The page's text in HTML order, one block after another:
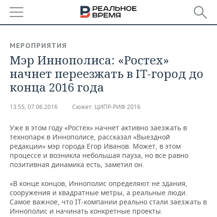
БАШКОРТОСТАН
ТАТАРСТАН
НОВОСТИ
АНАЛИТИКА
ДЕКЛАРАЦИИ О ДОХОДАХ
КОРОЛИ ГОСЗАКАЗА ПФО
ВУЗЫ ТАТАРСТАНА
КОМУ ПРИНАДЛЕЖАТ
ТОРГОВЫЕ ЦЕНТРЫ
ТАТАРСТАНА
НОВОСТИ ЭКОНОМИКИ
ФИНАНСЫ
БАНКИ
БЮДЖЕТ
ИНВЕСТИЦИИ
ПРОМЫШЛЕННОСТЬ
НОВОСТИ
ПРОМЫШЛЕННОСТИ
МАШИНОСТРОЕНИЕ
НЕДВИЖИМОСТЬ
НОВОСТИ НЕДВИЖИМОСТИ
АВТО
НОВОСТИ АВТО
БИЗНЕС
НОВОСТИ БИЗНЕСА
ТЕХНОЛОГИИ
МЕРОПРИЯТИЯ
​Мэр Иннополиса: «Ростех»
начнет переезжать в IT-город до
конца 2016 года
13:55, 07.06.2016 Сюжет: ЦИПР-РИФ 2016
Уже в этом году «Ростех» начнет активно заезжать в
технопарк в Иннополисе, рассказал «Выездной
редакции» мэр города Егор Иванов. Может, в этом
процессе и возникла небольшая пауза, но все равно
позитивная динамика есть, заметил он.
«В конце концов, Иннополис определяют не здания,
сооружения и квадратные метры, а реальные люди.
Самое важное, что IT-компании реально стали заезжать в
Иннополис и начинать конкретные проекты.